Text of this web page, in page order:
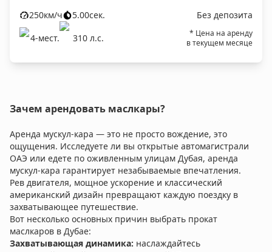
250км/ч 5.00сек.
Без депозита
4-мест. 310 л.c.
* Цена на аренду
в текущем месяце
Зачем арендовать маслкары?
Аренда мускул-кара — это не просто вождение, это
ощущения. Исследуете ли вы открытые автомагистрали
ОАЭ или едете по оживленным улицам Дубая, аренда
мускул-кара гарантирует незабываемые впечатления.
Рев двигателя, мощное ускорение и классический
американский дизайн превращают каждую поездку в
захватывающее путешествие.
Вот несколько основных причин выбрать прокат
маслкаров в Дубае:
Захватывающая динамика: наслаждайтесь